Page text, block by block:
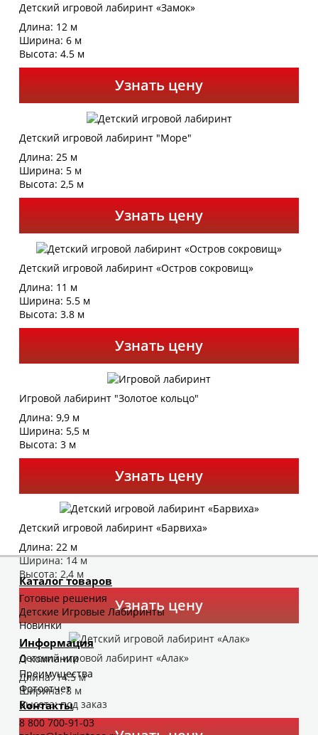
Детский игровой лабиринт «Замок»
Длина: 12 м
Ширина: 6 м
Высота: 4.5 м
Узнать цену
Детский игровой лабиринт "Море"
Длина: 25 м
Ширина: 5 м
Высота: 2,5 м
Узнать цену
Детский игровой лабиринт «Остров сокровищ»
Длина: 11 м
Ширина: 5.5 м
Высота: 3.8 м
Узнать цену
Игровой лабиринт "Золотое кольцо"
Длина: 9,9 м
Ширина: 5,5 м
Высота: 3 м
Узнать цену
Детский игровой лабиринт «Барвиха»
Длина: 22 м
Ширина: 14 м
Высота: 2,4 м
Узнать цену
Детский игровой лабиринт «Алак»
Длина: 14.5 м
Ширина: 8 м
Высота: под заказ
Каталог товаров
Готовые решения
Детские Игровые Лабиринты
Новинки
Информация
О компании
Преимущества
Фотоотчет
Контакты
8 800 700-91-03